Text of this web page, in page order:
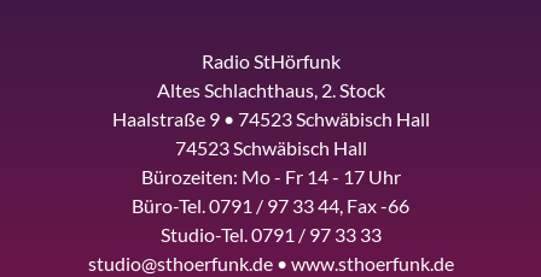
Radio StHörfunk
Altes Schlachthaus, 2. Stock
Haalstraße 9 • 74523 Schwäbisch Hall
74523 Schwäbisch Hall
Bürozeiten: Mo - Fr 14 - 17 Uhr
Büro-Tel. 0791 / 97 33 44, Fax -66
Studio-Tel. 0791 / 97 33 33
studio@sthoerfunk.de • www.sthoerfunk.de